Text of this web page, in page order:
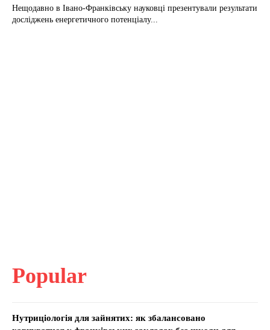
Нещодавно в Івано-Франківську науковці презентували результати
досліджень енергетичного потенціалу...
Popular
Нутриціологія для зайнятих: як збалансовано